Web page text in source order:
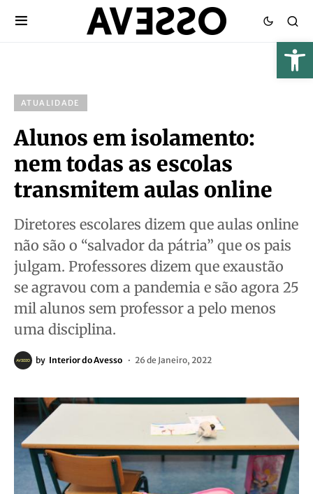
ATUALIDADE
Alunos em isolamento:
nem todas as escolas
transmitem aulas online
Diretores escolares dizem que aulas online
não são o “salvador da pátria” que os pais
julgam. Professores dizem que exaustão
se agravou com a pandemia e são agora 25
mil alunos sem professor a pelo menos
uma disciplina.
by Interior do Avesso 26 de Janeiro, 2022